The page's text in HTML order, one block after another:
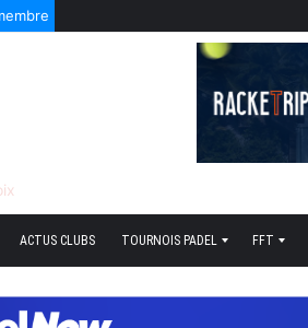
ACTUS CLUBS TOURNOIS PADEL FFT